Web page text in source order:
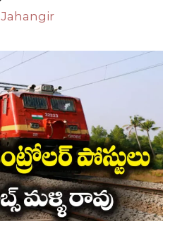
Jahangir